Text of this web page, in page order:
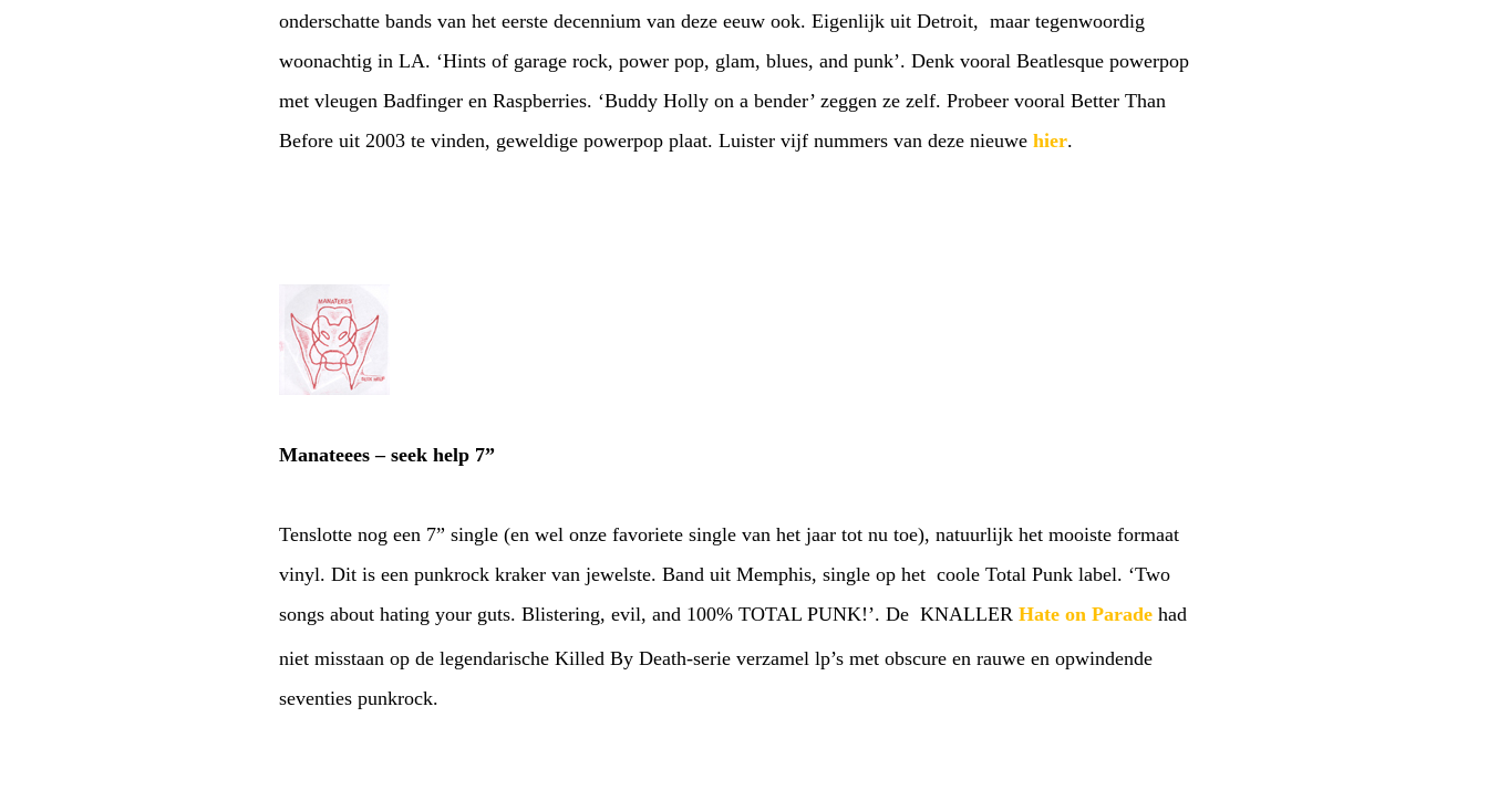
onderschatte bands van het eerste decennium van deze eeuw ook. Eigenlijk uit Detroit, maar tegenwoordig
woonachtig in LA. ‘Hints of garage rock, power pop, glam, blues, and punk’. Denk vooral Beatlesque powerpop
met vleugen Badfinger en Raspberries. ‘Buddy Holly on a bender’ zeggen ze zelf. Probeer vooral Better Than
Before uit 2003 te vinden, geweldige powerpop plaat. Luister vijf nummers van deze nieuwe hier.
Manateees – seek help 7”
Tenslotte nog een 7” single (en wel onze favoriete single van het jaar tot nu toe), natuurlijk het mooiste formaat
vinyl. Dit is een punkrock kraker van jewelste. Band uit Memphis, single op het coole Total Punk label. ‘Two
songs about hating your guts. Blistering, evil, and 100% TOTAL PUNK!’. De KNALLER Hate on Parade had
niet misstaan op de legendarische Killed By Death-serie verzamel lp’s met obscure en rauwe en opwindende
seventies punkrock.